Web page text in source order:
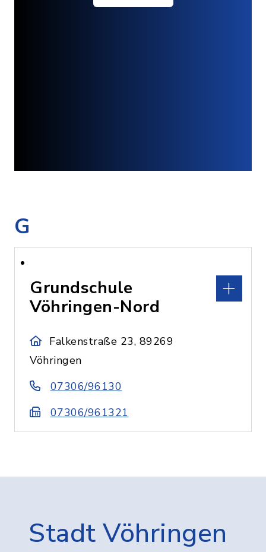
G
Grundschule
Vöhringen-Nord
Falkenstraße 23, 89269
Vöhringen
07306/96130
07306/961321
Stadt Vöhringen